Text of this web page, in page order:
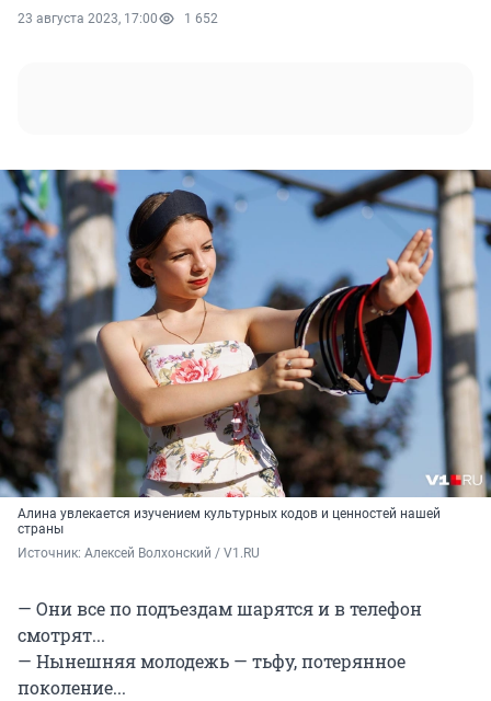
23 августа 2023, 17:00 1 652
Алина увлекается изучением культурных кодов и ценностей нашей
страны
Источник: Алексей Волхонский / V1.RU
— Они все по подъездам шарятся и в телефон
смотрят...
— Нынешняя молодежь — тьфу, потерянное
поколение...